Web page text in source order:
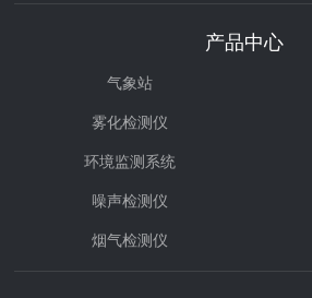
产品中心
气象站
雾化检测仪
环境监测系统
噪声检测仪
烟气检测仪